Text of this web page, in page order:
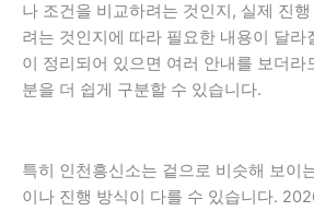
나 조건을 비교하려는 것인지, 실제 진
려는 것인지에 따라 필요한 내용이 달라
이 정리되어 있으면 여러 안내를 보더라
분을 더 쉽게 구분할 수 있습니다.
특히 인천흥신소는 겉으로 비슷해 보이
이나 진행 방식이 다를 수 있습니다.